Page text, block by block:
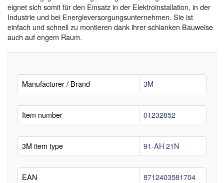
eignet sich somit für den Einsatz in der Elektroinstallation, in der
Industrie und bei Energieversorgungsunternehmen. Sie ist
einfach und schnell zu montieren dank ihrer schlanken Bauweise
auch auf engem Raum.
Manufacturer / Brand 3M
Item number 01232852
3M item type 91-AH 21N
EAN 8712403581704